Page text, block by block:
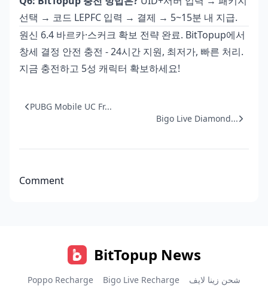
선택 → 코드 LEPFC 입력 → 결제 → 5~15분 내 지급.
원신 6.4 바르카·스커크 확보 전략 완료. BitTopup에서
창세 결정 안전 충전 - 24시간 지원, 최저가, 빠른 처리.
지금 충전하고 5성 캐릭터 확보하세요!
PUBG Mobile UC Fr...
Bigo Live Diamond...
Comment
BitTopup News
Poppo Recharge Bigo Live Recharge
شحن زينا لايف